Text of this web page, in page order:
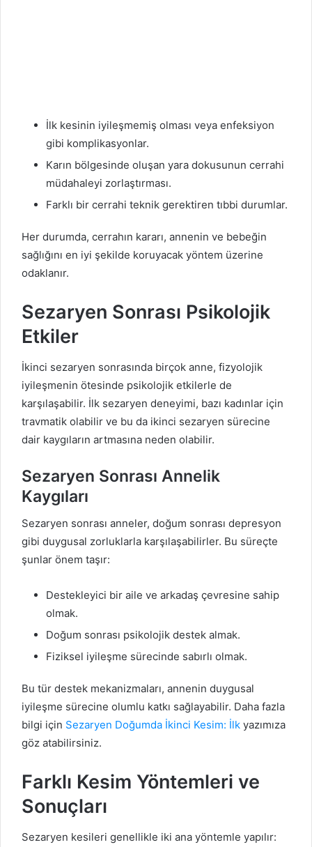
İlk kesinin iyileşmemiş olması veya enfeksiyon
gibi komplikasyonlar.
Karın bölgesinde oluşan yara dokusunun cerrahi
müdahaleyi zorlaştırması.
Farklı bir cerrahi teknik gerektiren tıbbi durumlar.
Her durumda, cerrahın kararı, annenin ve bebeğin
sağlığını en iyi şekilde koruyacak yöntem üzerine
odaklanır.
Sezaryen Sonrası Psikolojik
Etkiler
İkinci sezaryen sonrasında birçok anne, fizyolojik
iyileşmenin ötesinde psikolojik etkilerle de
karşılaşabilir. İlk sezaryen deneyimi, bazı kadınlar için
travmatik olabilir ve bu da ikinci sezaryen sürecine
dair kaygıların artmasına neden olabilir.
Sezaryen Sonrası Annelik
Kaygıları
Sezaryen sonrası anneler, doğum sonrası depresyon
gibi duygusal zorluklarla karşılaşabilirler. Bu süreçte
şunlar önem taşır:
Destekleyici bir aile ve arkadaş çevresine sahip
olmak.
Doğum sonrası psikolojik destek almak.
Fiziksel iyileşme sürecinde sabırlı olmak.
Bu tür destek mekanizmaları, annenin duygusal
iyileşme sürecine olumlu katkı sağlayabilir. Daha fazla
bilgi için Sezaryen Doğumda İkinci Kesim: İlk yazımıza
göz atabilirsiniz.
Farklı Kesim Yöntemleri ve
Sonuçları
Sezaryen kesileri genellikle iki ana yöntemle yapılır: